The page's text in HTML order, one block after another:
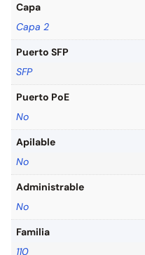
Capa
Capa 2
Puerto SFP
SFP
Puerto PoE
No
Apilable
No
Administrable
No
Familia
110